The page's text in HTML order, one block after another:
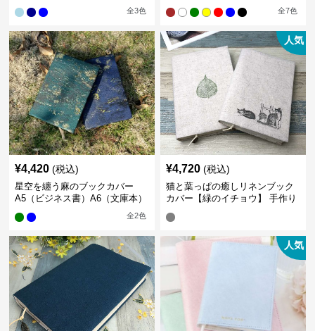
全3色 全7色
¥4,420 (税込)
星空を纏う麻のブックカバー
A5（ビジネス書）A6（文庫本）
全2色
人気
¥4,720 (税込)
猫と葉っぱの癒しリネンブック
カバー【緑のイチョウ】 手作り
人気